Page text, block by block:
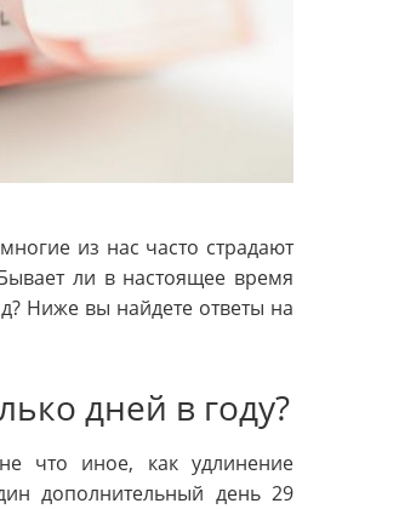
из нас часто страдают
ли в настоящее время
Ниже вы найдете ответы на
дней в году?
что иное, как удлинение
дополнительный день 29